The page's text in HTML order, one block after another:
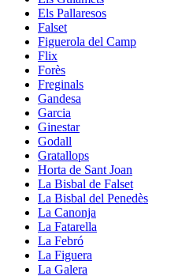
Els Pallaresos
Falset
Figuerola del Camp
Flix
Forès
Freginals
Gandesa
Garcia
Ginestar
Godall
Gratallops
Horta de Sant Joan
La Bisbal de Falset
La Bisbal del Penedès
La Canonja
La Fatarella
La Febró
La Figuera
La Galera